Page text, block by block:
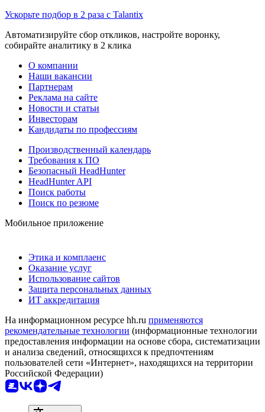
Ускорьте подбор в 2 раза с Talantix
Автоматизируйте сбор откликов, настройте воронку,
собирайте аналитику в 2 клика
О компании
Наши вакансии
Партнерам
Реклама на сайте
Новости и статьи
Инвесторам
Кандидаты по профессиям
Производственный календарь
Требования к ПО
Безопасный HeadHunter
HeadHunter API
Поиск работы
Поиск по резюме
Мобильное приложение
Этика и комплаенс
Оказание услуг
Использование сайтов
Защита персональных данных
ИТ аккредитация
На информационном ресурсе hh.ru применяются
рекомендательные технологии (информационные технологии
предоставления информации на основе сбора, систематизации
и анализа сведений, относящихся к предпочтениям
пользователей сети «Интернет», находящихся на территории
Российской Федерации)